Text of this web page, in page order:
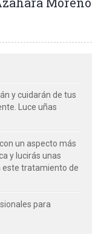
y cuidarán de tus
Luce uñas
un aspecto más
y lucirás unas
este tratamiento de
para